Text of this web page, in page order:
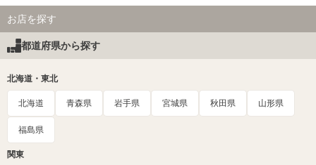
お店を探す
都道府県から探す
北海道・東北
北海道 青森県 岩手県 宮城県 秋田県 山形県
福島県
関東